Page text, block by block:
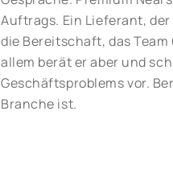
Auftrags. Ein Lieferant,
die Bereitschaft, das
allem berät er aber und
Geschäftsproblems vor.
Branche ist.